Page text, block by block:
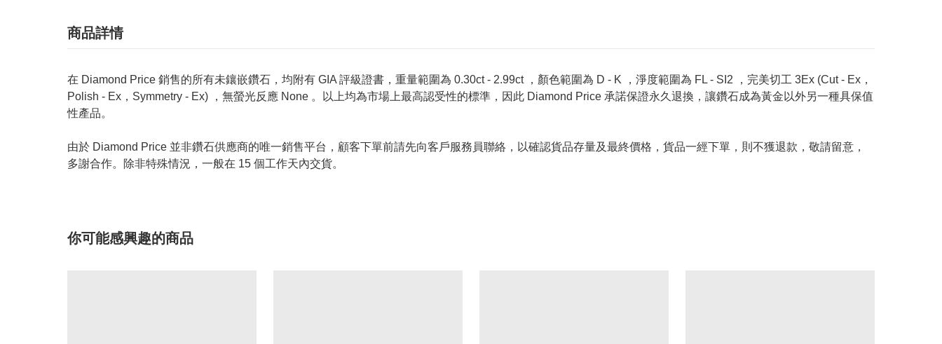
商品詳情
在 Diamond Price 銷售的所有未鑲嵌鑽石，均附有 GIA 評級證書，重量範圍為 0.30ct - 2.99ct ，顏色範圍為 D - K ，淨度範圍為 FL - SI2 ，完美切工 3Ex (Cut - Ex，
Polish - Ex，Symmetry - Ex) ，無螢光反應 None 。以上均為市場上最高認受性的標準，因此 Diamond Price 承諾保證永久退換，讓鑽石成為黃金以外另一種具保值
性產品。
由於 Diamond Price 並非鑽石供應商的唯一銷售平台，顧客下單前請先向客戶服務員聯絡，以確認貨品存量及最終價格，貨品一經下單，則不獲退款，敬請留意，
多謝合作。除非特殊情況，一般在 15 個工作天內交貨。
你可能感興趣的商品